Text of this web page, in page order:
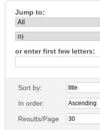
Jump to:
or enter first few letters:
Sort by:
In order:
Results/Page